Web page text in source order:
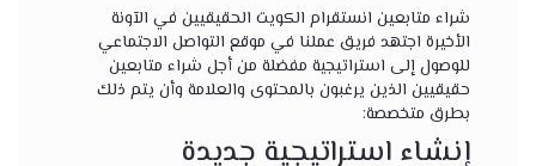
شراء متابعين انستقرام الكويت الحقيقيين في الآونة
الأخيرة اجتهد فريق عملنا في موقع التواصل الاجتماعي
للوصول إلى استراتيجية مفضلة من أجل شراء متابعين
حقيقيين الذين يرغبون بالمحتوى والعلامة وأن يتم ذلك
بطرق متخصصة:
إنشاء استراتيجية جديدة